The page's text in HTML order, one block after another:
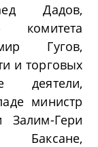
Дадов,
комитета
Гугов,
и торговых
деятели,
министр
Залим-Гери
Баксане,